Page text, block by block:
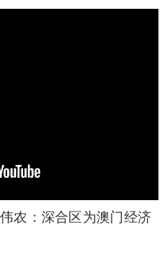
农：深合区为澳门经济